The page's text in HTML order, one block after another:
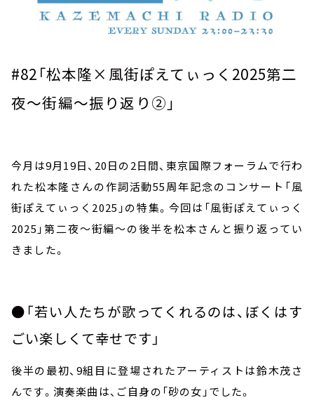
#82 「松本隆×風街ぽえてぃっく 2025第二
夜～街編～振り返り②」
今月は9月19日、 20日の2日間、東京国際フォーラムで行わ
れた松本隆さんの作詞活動55周年記念のコンサート「風
街ぽえてぃっく 2025 」の特集。今回は「風街ぽえてぃっく
2025 」第二夜～街編～の後半を松本さんと振り返ってい
きました。
●「若い人たちが歌ってくれるのは、ぼくはす
ごい楽しくて幸せです」
後半の最初、 9組目に登場されたアーティストは鈴木茂さ
んです。演奏楽曲は、ご自身の「砂の女」でした。